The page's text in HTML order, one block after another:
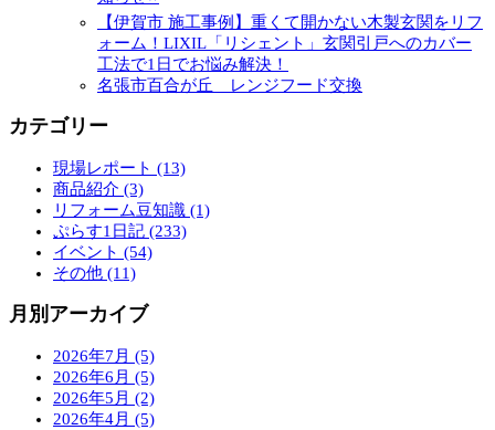
【伊賀市 施工事例】重くて開かない木製玄関をリフ
ォーム！LIXIL「リシェント」玄関引戸へのカバー
工法で1日でお悩み解決！
名張市百合が丘 レンジフード交換
カテゴリー
現場レポート (13)
商品紹介 (3)
リフォーム豆知識 (1)
ぷらす1日記 (233)
イベント (54)
その他 (11)
月別アーカイブ
2026年7月 (5)
2026年6月 (5)
2026年5月 (2)
2026年4月 (5)